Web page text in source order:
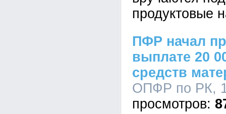
продуктовые
ПФР начал
выплате 20
средств
ОПФР по РК,